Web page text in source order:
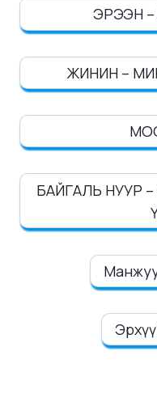
ЭРЭЭН –
ЖИНИН –
БАЙГАЛЬ НУУР